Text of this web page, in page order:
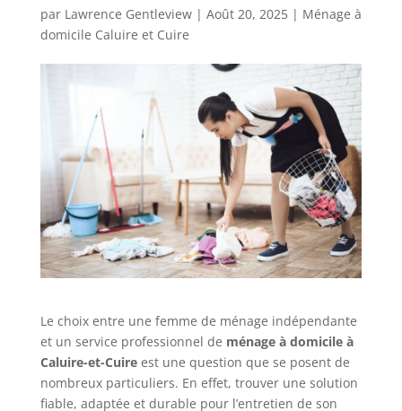
par Lawrence Gentleview| Août 20, 2025| Ménage à
domicile Caluire et Cuire
Le choix entre une femme de ménage indépendante
et un service professionnel de ménage à domicile à
Caluire-et-Cuireest une question que se posent de
nombreux particuliers. En effet, trouver une solution
fiable, adaptée et durable pour l’entretien de son